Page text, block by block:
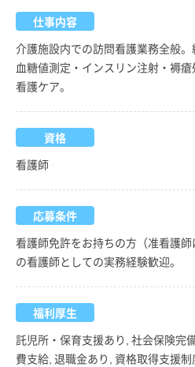
仕事内容
介護施設内での訪問看護業務全般
血糖値測定・インスリン注射・褥
看護ケア。
資格
看護師
応募条件
看護師免許をお持ちの方（准看護
の看護師としての実務経験歓迎。
福利厚生
託児所・保育支援あり, 社会保険完
費支給, 退職金あり, 資格取得支援